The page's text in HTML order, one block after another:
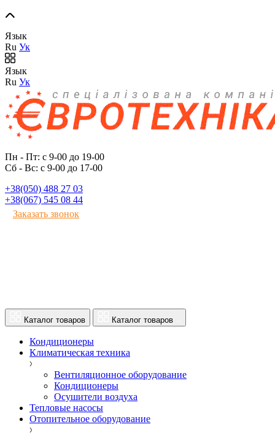
Язык
Ru Ук
Язык
Ru Ук
Пн - Пт: с 9-00 до 19-00
Сб - Вс: с 9-00 до 17-00
+38(050) 488 27 03
+38(067) 545 08 44
Заказать звонок
Каталог товаров Каталог товаров
Кондиционеры
Климатическая техника
Вентиляционное оборудование
Кондиционеры
Осушители воздуха
Тепловые насосы
Отопительное оборудование